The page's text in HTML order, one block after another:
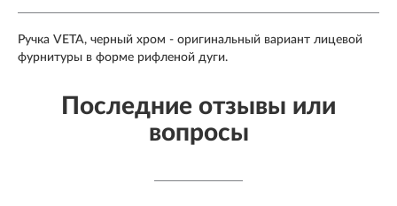
Ручка VETA, черный хром - оригинальный вариант лицевой
фурнитуры в форме рифленой дуги.
Последние отзывы или
вопросы